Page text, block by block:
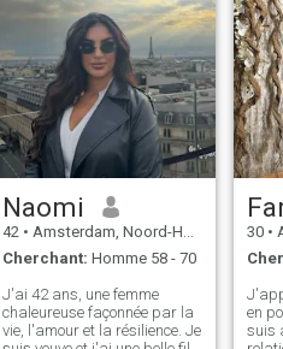
Naomi
42 • Amsterdam, Noord-Holland, Hollande
Cherchant: Homme 58 - 70
J'ai 42 ans, une femme
chaleureuse façonnée par la
vie, l'amour et la résilience. Je
30 •
en
suis